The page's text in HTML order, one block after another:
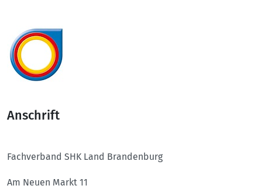
Anschrift
Fachverband SHK Land Brandenburg
Am Neuen Markt 11